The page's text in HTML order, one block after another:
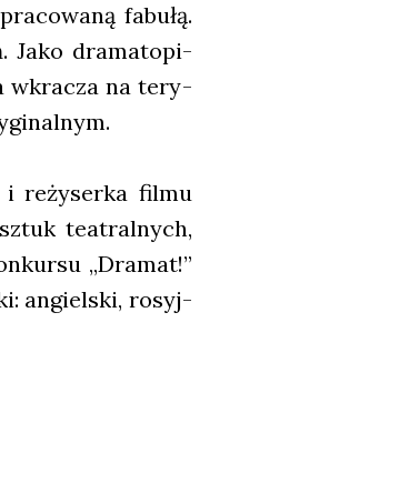
fabu­łą.
Jako dra­ma­to­pi­
wkra­cza na tery­
i reży­ser­ka fil­mu
teatral­nych,
„Dra­mat!”
angiel­ski, rosyj­